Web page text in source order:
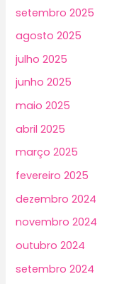
setembro 2025
agosto 2025
julho 2025
junho 2025
maio 2025
abril 2025
março 2025
fevereiro 2025
dezembro 2024
novembro 2024
outubro 2024
setembro 2024